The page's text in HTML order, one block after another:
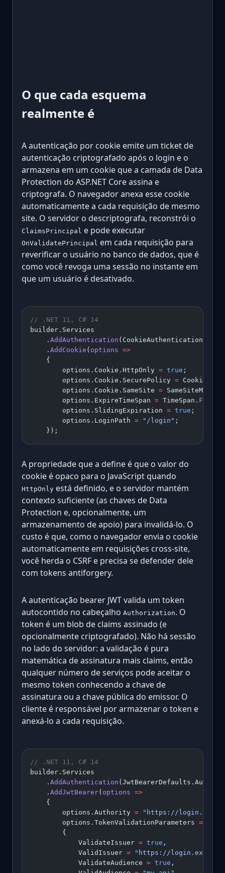
O que cada esquema
realmente é
A autenticação por cookie emite um ticket de
autenticação criptografado após o login e o
armazena em um cookie que a camada de Data
Protection do ASP.NET Core assina e
criptografa. O navegador anexa esse cookie
automaticamente a cada requisição de mesmo
site. O servidor o descriptografa, reconstrói o
ClaimsPrincipal e pode executar
OnValidatePrincipal em cada requisição para
reverificar o usuário no banco de dados, que é
como você revoga uma sessão no instante em
que um usuário é desativado.
// .NET 11, C# 14
builder.Services
    .
AddAuthentication
    .
AddCookie ( options =>
    {
        options.Cookie.HttpOnly
= true
        options.Cookie.SecurePolicy
=
        options.Cookie.SameSite
=
        options.ExpireTimeSpan
= TimeSpan.
        options.SlidingExpiration
= true ;
        options.LoginPath
= "/login" ;
    });
A propriedade que a define é que o valor do
cookie é opaco para o JavaScript quando
HttpOnly está definido, e o servidor mantém
contexto suficiente (as chaves de Data
Protection e, opcionalmente, um
armazenamento de apoio) para invalidá-lo. O
custo é que, como o navegador envia o cookie
automaticamente em requisições cross-site,
você herda o CSRF e precisa se defender dele
com tokens antiforgery.
A autenticação bearer JWT valida um token
autocontido no cabeçalho Authorization. O
token é um blob de claims assinado (e
opcionalmente criptografado). Não há sessão
no lado do servidor: a validação é pura
matemática de assinatura mais claims, então
qualquer número de serviços pode aceitar o
mesmo token conhecendo a chave de
assinatura ou a chave pública do emissor. O
cliente é responsável por armazenar o token e
anexá-lo a cada requisição.
// .NET 11, C# 14
builder.Services
    .
AddAuthentication
    .
AddJwtBearer( options =>
    {
        options.Authority
= "https://
        options.TokenValidationParameters
=
        {
            ValidateIssuer
= true ,
            ValidIssuer
= "https://
            ValidateAudience
= true ,